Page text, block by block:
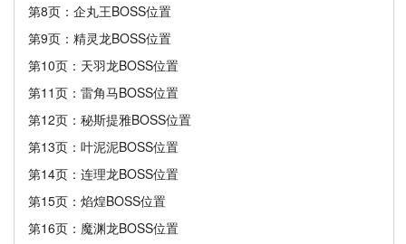
第8页：企丸王BOSS位置
第9页：精灵龙BOSS位置
第10页：天羽龙BOSS位置
第11页：雷角马BOSS位置
第12页：秘斯提雅BOSS位置
第13页：叶泥泥BOSS位置
第14页：连理龙BOSS位置
第15页：焰煌BOSS位置
第16页：魔渊龙BOSS位置